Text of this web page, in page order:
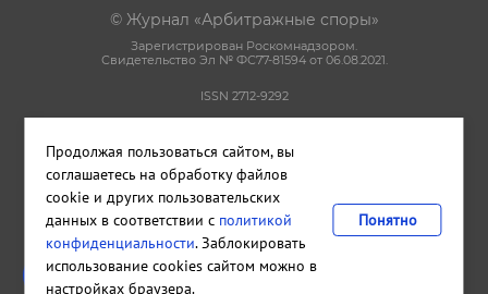
© Журнал «Арбитражные споры»
Зарегистрирован Роскомнадзором.
Свидетельство Эл № ФС77-81594 от 06.08.2021.
ISSN 2712-9292
Пользовательское соглашение
Правила использования материалов сайта
Сделано вCetera
Издательство и редакция ООО "КАДИС"
Санкт-Петербург ,Петроградская набережная, дом 22, литера А,
Продолжая пользоваться сайтом, вы
соглашаетесь на обработку файлов
cookie и других пользовательских
данных в соответствии с политикой
конфиденциальности. Заблокировать
использование cookies сайтом можно в
настройках браузера.
Понятно